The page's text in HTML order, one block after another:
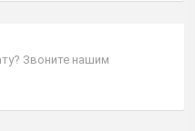
Звоните нашим